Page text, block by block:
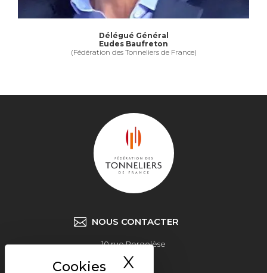
X
Délégué Général
Eudes Baufreton
(Fédération des Tonneliers de France)
NOUS CONTACTER
10 rue Pergolèse
75116 Paris